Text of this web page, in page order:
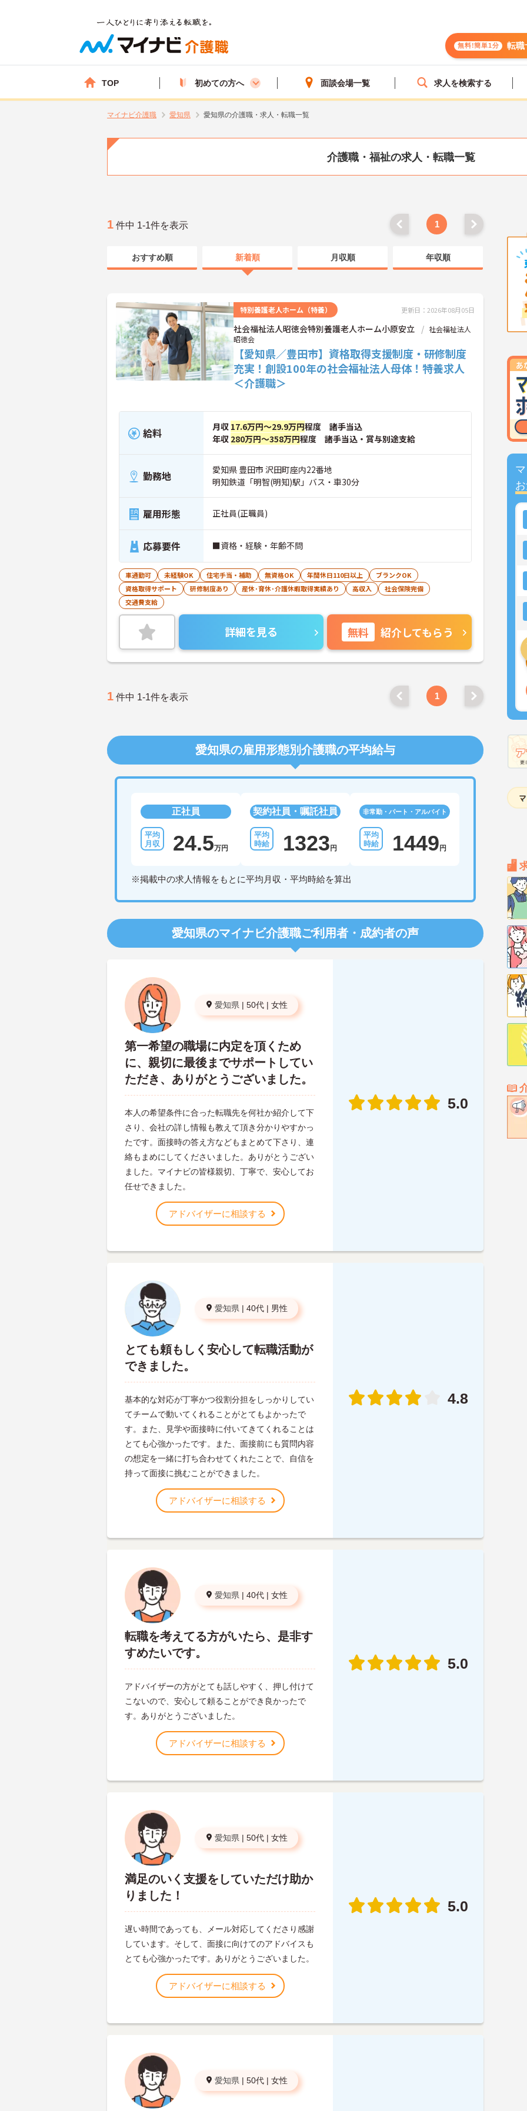
無料!簡単1分 転職
TOP 初めての方へ 面談会場一覧 求人を検索する
マイナビ介護職 愛知県 愛知県の介護職・求人・転職一覧
介護職・福祉の求人・転職一覧
1 件中 1-1件を表示 1
おすすめ順 新着順 月収順 年収順
特別養護老人ホーム（特養） 更新日：2026年08月05日
社会福祉法人昭徳会特別養護老人ホーム小原安立
社会福祉法人
昭徳会
【愛知県／豊田市】資格取得支援制度・研修制度
充実！創設100年の社会福祉法人母体！特養求人
＜介護職＞
給料 月収 17.6万円～29.9万円程度 諸手当込
年収 280万円～358万円程度 諸手当込・賞与別途支給
勤務地
愛知県 豊田市 沢田町座内22番地
明知鉄道「明智(明知)駅」バス・車30分
雇用形態 正社員(正職員)
応募要件 ■資格・経験・年齢不問
車通勤可 未経験OK 住宅手当・補助 無資格OK 年間休日110日以上
ブランクOK
資格取得サポート
研修制度あり 産休･育休･介護休暇取得実績あり 高収入
社会保険完備
交通費支給
詳細を見る 無料 紹介してもらう
1 件中 1-1件を表示 1
愛知県の雇用形態別介護職の平均給与
正社員
24.5万円
契約社員・嘱託社員
1323 円
非常勤・パート・アルバイト
1449 円
※掲載中の求人情報をもとに平均月収・平均時給を算出
愛知県のマイナビ介護職ご利用者・成約者の声
愛知県 | 50代 | 女性
第一希望の職場に内定を頂くため
に、親切に最後までサポートしてい
ただき、ありがとうございました。
本人の希望条件に合った転職先を何社か紹介して下
さり、会社の詳し情報も教えて頂き分かりやすかっ
たです。面接時の答え方などもまとめて下さり、連
絡もまめにしてくださいました。ありがとうござい
ました。マイナビの皆様親切、丁寧で、安心してお
任せできました。
アドバイザーに相談する
5.0
愛知県 | 40代 | 男性
とても頼もしく安心して転職活動が
できました。
基本的な対応が丁寧かつ役割分担をしっかりしてい
てチームで動いてくれることがとてもよかったで
す。また、見学や面接時に付いてきてくれることは
とても心強かったです。また、面接前にも質問内容
の想定を一緒に打ち合わせてくれたことで、自信を
持って面接に挑むことができました。
アドバイザーに相談する
4.8
愛知県 | 40代 | 女性
転職を考えてる方がいたら、是非す
すめたいです。
アドバイザーの方がとても話しやすく、押し付けて
こないので、安心して頼ることができ良かったで
す。ありがとうございました。
アドバイザーに相談する
5.0
愛知県 | 50代 | 女性
満足のいく支援をしていただけ助か
りました！
遅い時間であっても、メール対応してくださり感謝
しています。そして、面接に向けてのアドバイスも
とても心強かったです。ありがとうございました。
アドバイザーに相談する
5.0
愛知県 | 50代 | 女性